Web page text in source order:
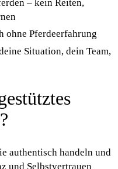
– kein Reiten,
ohne Pferdeerfahrung
Situation, dein Team,
authentisch handeln und
und Selbstvertrauen